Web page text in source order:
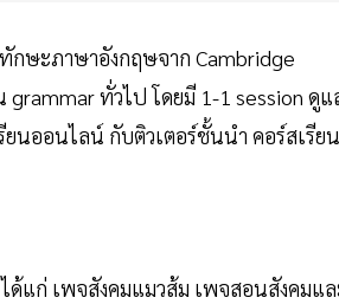
ทักษะภาษาอังกฤษจาก Cambridge
grammar ทั่วไป โดยมี 1-1 session ดูแ
รียนออนไลน์ กับติวเตอร์ชั้นนำ คอร์สเรียน
แก่ เพจสังคมแมวส้ม เพจสอนสังคมแ